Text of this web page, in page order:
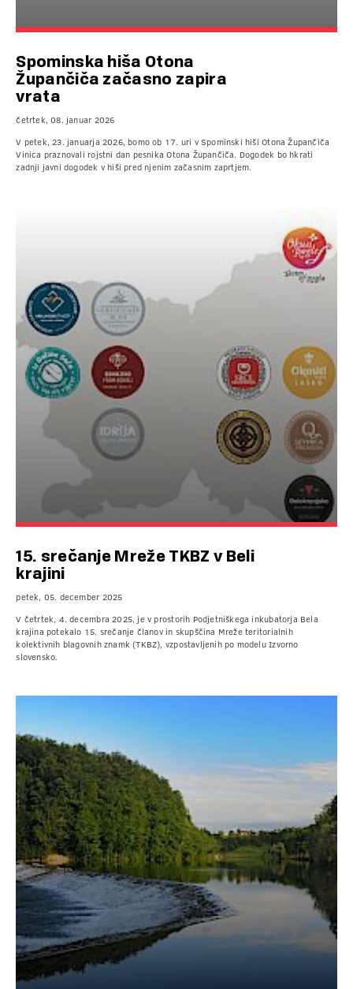
Spominska hiša Otona
Župančiča začasno zapira
vrata
četrtek, 08. januar 2026
V petek, 23. januarja 2026, bomo ob 17. uri v Spominski hiši Otona Župančiča
Vinica praznovali rojstni dan pesnika Otona Župančiča. Dogodek bo hkrati
zadnji javni dogodek v hiši pred njenim začasnim zaprtjem.
15. srečanje Mreže TKBZ v Beli
krajini
petek, 05. december 2025
V četrtek, 4. decembra 2025, je v prostorih Podjetniškega inkubatorja Bela
krajina potekalo 15. srečanje članov in skupščina Mreže teritorialnih
kolektivnih blagovnih znamk (TKBZ), vzpostavljenih po modelu Izvorno
slovensko.